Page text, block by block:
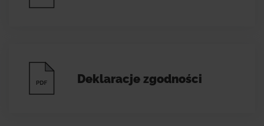
Deklaracje zgodności